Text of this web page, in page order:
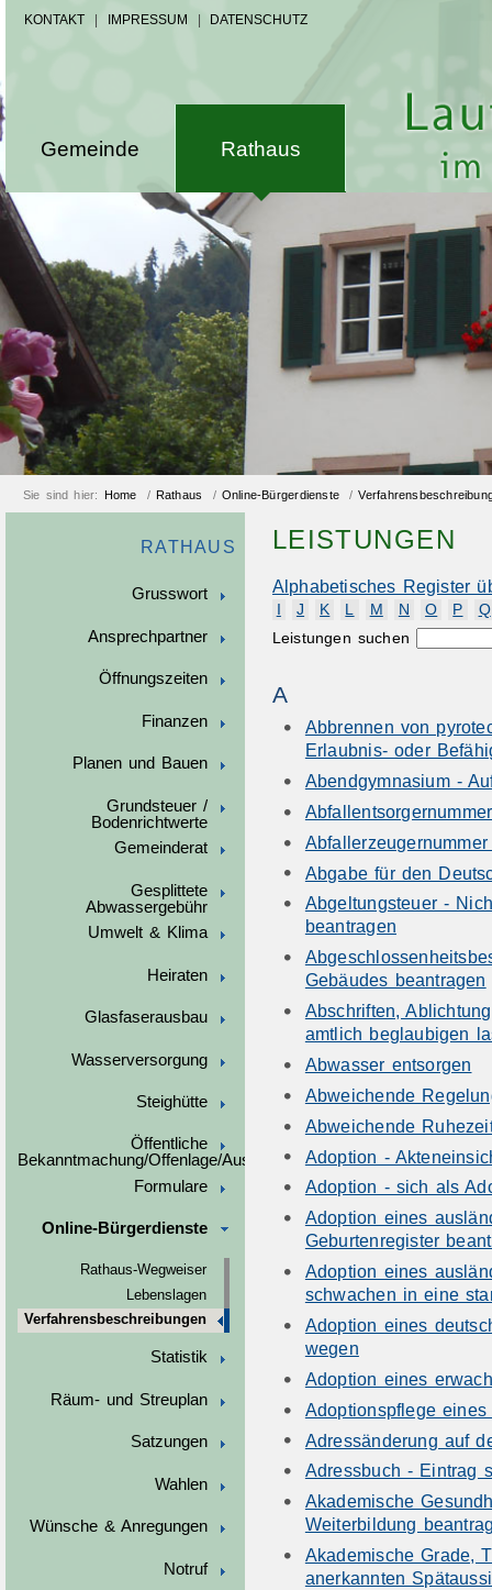
KONTAKT IMPRESSUM DATENSCHUTZ
Gemeinde Rathaus
Sie sind hier: Home / Rathaus / Online-Bürgerdienste /
RATHAUS
Grusswort
Ansprechpartner
Öffnungszeiten
Finanzen
Planen und Bauen
Grundsteuer /
Bodenrichtwerte
Gemeinderat
Gesplittete
Abwassergebühr
Umwelt & Klima
Heiraten
Glasfaserausbau
Wasserversorgung
Steighütte
Öffentliche
Bekanntmachung/Offenlage/Ausschreibungen
Formulare
Online-Bürgerdienste
Rathaus-Wegweiser
Lebenslagen
Verfahrensbeschreibungen
Statistik
Räum- und Streuplan
Satzungen
Wahlen
Wünsche & Anregungen
Notruf
LEISTUNGEN
Alphabetisches Register
J K L M N O P
Q
Leistungen suchen
A
Abbrennen von
Erlaubnis- oder
Abendgymnasium -
Abgabe für den
Abgeltungsteuer -
beantragen
Gebäudes beantragen
Abschriften,
amtlich beglaubigen
Abwasser entsorgen
Abweichende
Abweichende
Adoption -
Adoption - sich als
Adoption eines
Geburtenregister
Adoption eines
schwachen in eine
Adoption eines
wegen
Adoption eines
Adoptionspflege
Adressänderung auf
Adressbuch - Eintrag
Akademische
Weiterbildung
Akademische Grade,
anerkannten